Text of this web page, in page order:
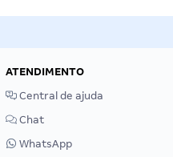
ATENDIMENTO
Central de ajuda
Chat
WhatsApp